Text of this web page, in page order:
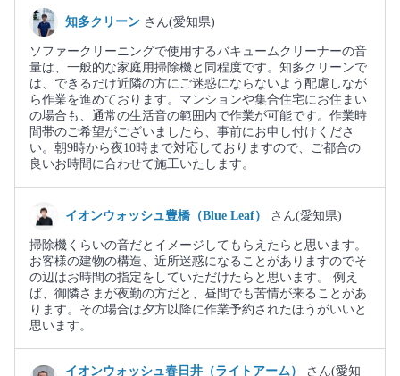
知多クリーン さん(愛知県)
ソファークリーニングで使用するバキュームクリーナーの音
量は、一般的な家庭用掃除機と同程度です。知多クリーンで
は、できるだけ近隣の方にご迷惑にならないよう配慮しなが
ら作業を進めております。マンションや集合住宅にお住まい
の場合も、通常の生活音の範囲内で作業が可能です。作業時
間帯のご希望がございましたら、事前にお申し付けくださ
い。朝9時から夜10時まで対応しておりますので、ご都合の
良いお時間に合わせて施工いたします。
イオンウォッシュ豊橋（Blue Leaf） さん(愛知県)
掃除機くらいの音だとイメージしてもらえたらと思います。
お客様の建物の構造、近所迷惑になることがありますのでそ
の辺はお時間の指定をしていただけたらと思います。 例え
ば、御隣さまが夜勤の方だと、昼間でも苦情が来ることがあ
ります。その場合は夕方以降に作業予約されたほうがいいと
思います。
イオンウォッシュ春日井（ライトアーム） さん(愛知